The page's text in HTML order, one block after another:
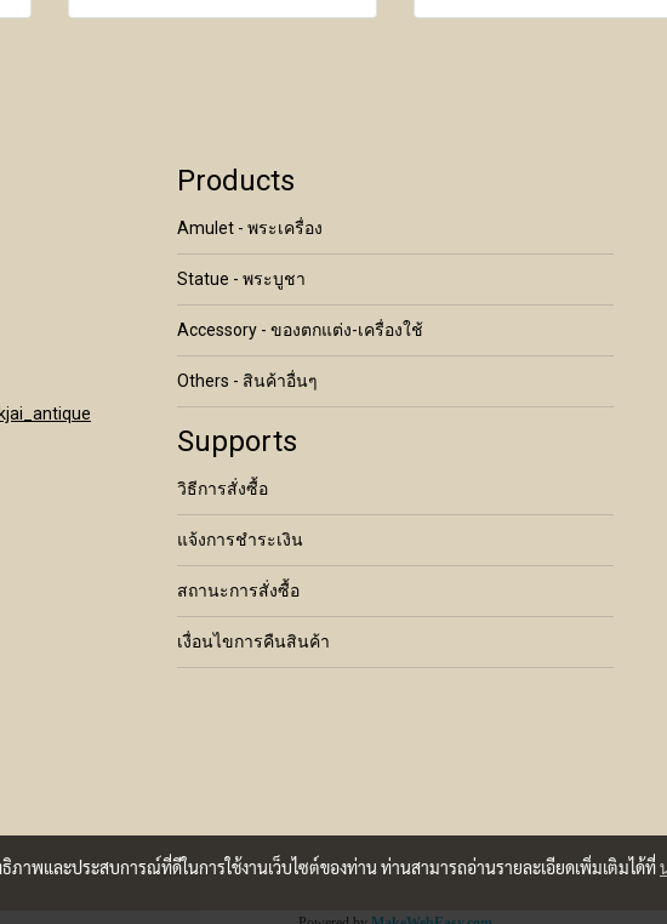
Products
Amulet - พระเครื่อง
Statue - พระบูชา
Accessory - ของตกแต่ง-เครื่องใช้
Others - สินค้าอื่นๆ
Supports
วิธีการสั่งซื้อ
แจ้งการชำระเงิน
สถานะการสั่งซื้อ
เงื่อนไขการคืนสินค้า
ภาพและประสบการณ์ที่ดีในการใช้งานเว็บไซต์ของท่าน ท่านสามารถอ่านรายละเอียดเพิ่มเติมได้ที่